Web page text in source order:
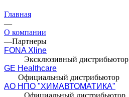
Главная
—
О компании
—Партнеры
FONA Xline
Эксклюзивный дистрибьютор
GE Healthcare
Официальный дистрибьютор
АО НПО "ХИМАВТОМАТИКА"
Официальный дистрибьютор